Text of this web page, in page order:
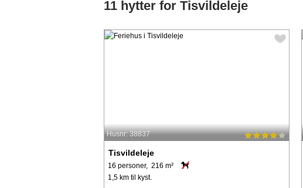
11 hytter for Tisvildeleje
Husnr: 38837
Tisvildeleje
16 personer, 216 m²
1,5 km til kyst.